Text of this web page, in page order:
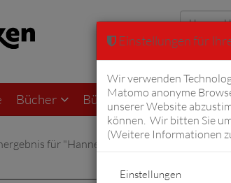
Bücher Bücher von Fiftyfifty
für "Hannes Hofbauer Feindbild
Einstellungen für
Wir verwenden
Matomo anonyme
unserer Website
können. Wir bitten Sie
(Weitere Informationen
Einstellungen